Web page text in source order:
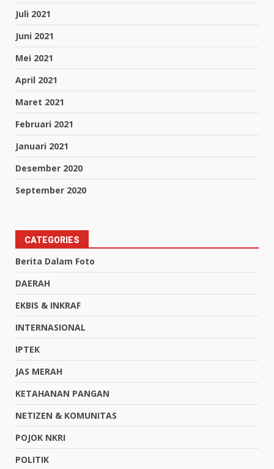
Juli 2021
Juni 2021
Mei 2021
April 2021
Maret 2021
Februari 2021
Januari 2021
Desember 2020
September 2020
CATEGORIES
Berita Dalam Foto
DAERAH
EKBIS & INKRAF
INTERNASIONAL
IPTEK
JAS MERAH
KETAHANAN PANGAN
NETIZEN & KOMUNITAS
POJOK NKRI
POLITIK